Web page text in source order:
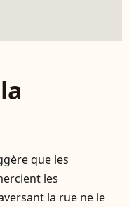
que les
les
la rue ne le